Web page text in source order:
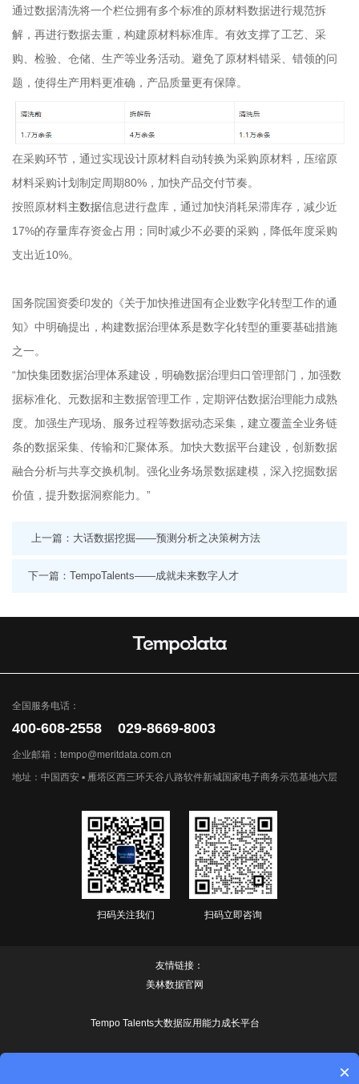
通过数据清洗将一个栏位拥有多个标准的原材料数据进行规范拆
解，再进行数据去重，构建原材料标准库。有效支撑了工艺、采
购、检验、仓储、生产等业务活动。避免了原材料错采、错领的问
题，使得生产用料更准确，产品质量更有保障。
在采购环节，通过实现设计原材料自动转换为采购原材料，压缩原
材料采购计划制定周期80%，加快产品交付节奏。
按照原材料主数据信息进行盘库，通过加快消耗呆滞库存，减少近
17%的存量库存资金占用；同时减少不必要的采购，降低年度采购
支出近10%。
国务院国资委印发的《关于加快推进国有企业数字化转型工作的通
知》中明确提出，构建数据治理体系是数字化转型的重要基础措施
之一。
“加快集团数据治理体系建设，明确数据治理归口管理部门，加强数
据标准化、元数据和主数据管理工作，定期评估数据治理能力成熟
度。加强生产现场、服务过程等数据动态采集，建立覆盖全业务链
条的数据采集、传输和汇聚体系。加快大数据平台建设，创新数据
融合分析与共享交换机制。强化业务场景数据建模，深入挖掘数据
价值，提升数据洞察能力。”
上一篇：大话数据挖掘——预测分析之决策树方法
下一篇：TempoTalents——成就未来数字人才
全国服务电话：
400-608-2558 029-8669-8003
企业邮箱：tempo@meritdata.com.cn
地址：中国西安 ▪ 雁塔区西三环天谷八路软件新城国家电子商务示范基地六层
扫码关注我们 扫码立即咨询
友情链接：
美林数据官网
Tempo Talents大数据应用能力成长平台
×